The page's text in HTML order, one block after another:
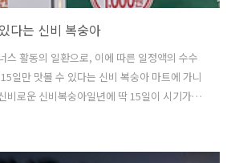
다는 신비 복숭아
스 활동의 일환으로, 이에 따른 일정액의 수수
일만 맛볼 수 있다는 신비 복숭아 마트에 가니
비로운 신비복숭아일년에 딱 15일이 시기가 아
숭아 8개, 6,980원 채소 세제로 깨끗하게 씻어
다. "이 포스팅은 쿠팡 파트너스 활동의 일환으